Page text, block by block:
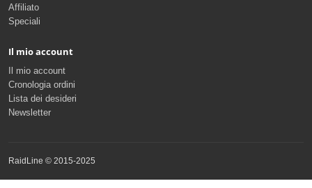
Affiliato
Speciali
Il mio account
Il mio account
Cronologia ordini
Lista dei desideri
Newsletter
RaidLine © 2015-2025